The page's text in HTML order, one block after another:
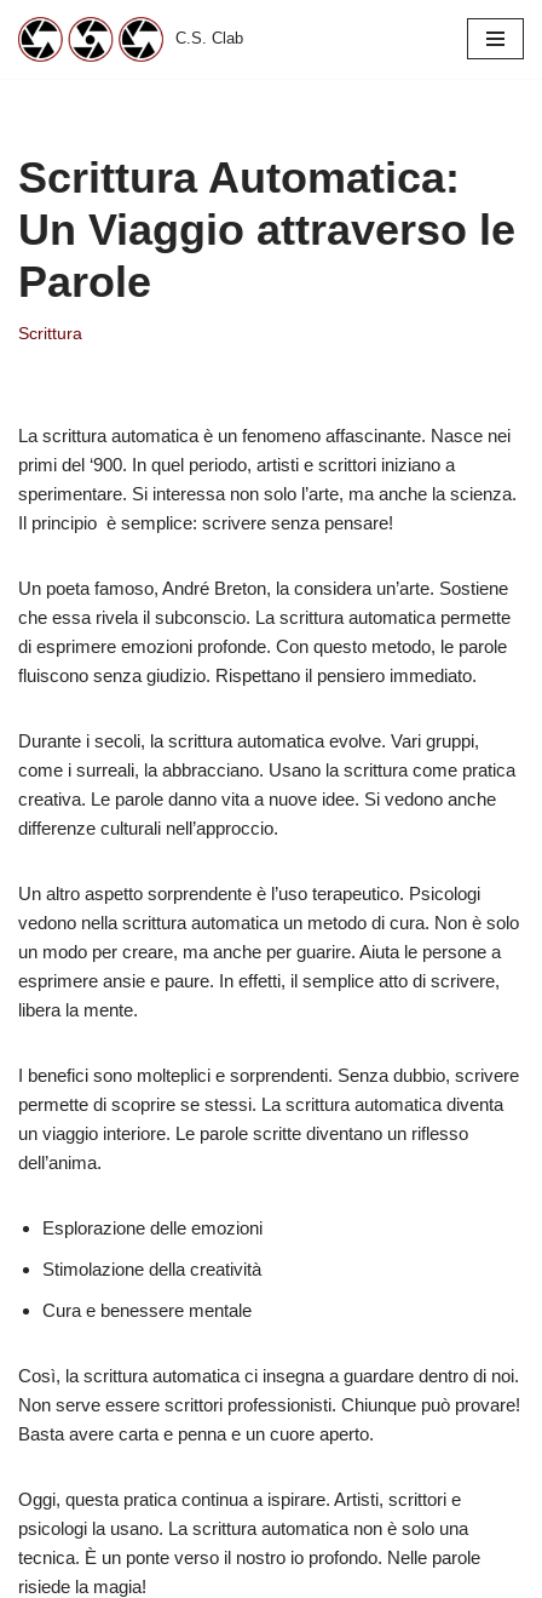
Vai
C.S. Clab
Scrittura Automatica:
Un Viaggio attraverso le
Parole
Scrittura
La scrittura automatica è un fenomeno affascinante. Nasce nei
primi del ‘900. In quel periodo, artisti e scrittori iniziano a
sperimentare. Si interessa non solo l’arte, ma anche la scienza.
Il principio è semplice: scrivere senza pensare!
Un poeta famoso, André Breton, la considera un’arte. Sostiene
che essa rivela il subconscio. La scrittura automatica permette
di esprimere emozioni profonde. Con questo metodo, le parole
fluiscono senza giudizio. Rispettano il pensiero immediato.
Durante i secoli, la scrittura automatica evolve. Vari gruppi,
come i surreali, la abbracciano. Usano la scrittura come pratica
creativa. Le parole danno vita a nuove idee. Si vedono anche
differenze culturali nell’approccio.
Un altro aspetto sorprendente è l’uso terapeutico. Psicologi
vedono nella scrittura automatica un metodo di cura. Non è solo
un modo per creare, ma anche per guarire. Aiuta le persone a
esprimere ansie e paure. In effetti, il semplice atto di scrivere,
libera la mente.
I benefici sono molteplici e sorprendenti. Senza dubbio, scrivere
permette di scoprire se stessi. La scrittura automatica diventa
un viaggio interiore. Le parole scritte diventano un riflesso
dell’anima.
Esplorazione delle emozioni
Stimolazione della creatività
Cura e benessere mentale
Così, la scrittura automatica ci insegna a guardare dentro di noi.
Non serve essere scrittori professionisti. Chiunque può provare!
Basta avere carta e penna e un cuore aperto.
Oggi, questa pratica continua a ispirare. Artisti, scrittori e
psicologi la usano. La scrittura automatica non è solo una
tecnica. È un ponte verso il nostro io profondo. Nelle parole
risiede la magia!